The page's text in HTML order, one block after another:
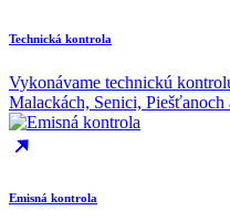
Technická kontrola
Vykonávame technickú
Malackách, Senici, Piešťanoch
Emisná kontrola